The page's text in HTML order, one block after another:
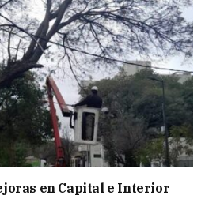
en Capital e Interior